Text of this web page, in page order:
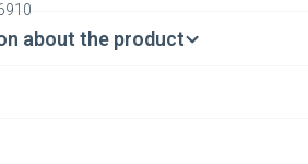
about the product